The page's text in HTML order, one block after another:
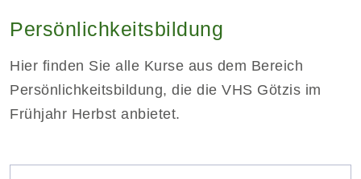
Persönlichkeitsbildung
Hier finden Sie alle Kurse aus dem Bereich
Persönlichkeitsbildung, die die VHS Götzis im
Frühjahr Herbst anbietet.